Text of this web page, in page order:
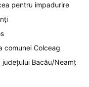
pentru impadurire
comunei Colceag
Bacău/Neamț